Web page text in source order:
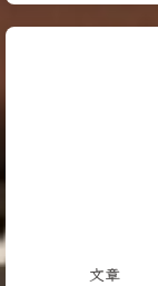
文章